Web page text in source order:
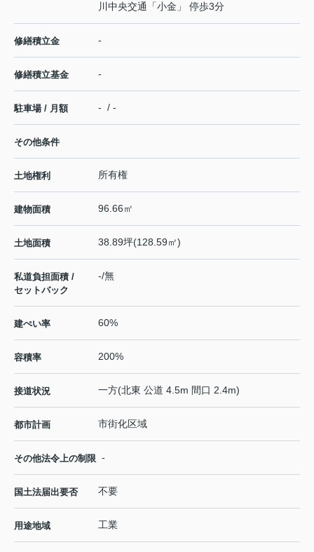
川中央交通「小金」 停歩3分
修繕積立金 -
修繕積立基金 -
駐車場 / 月額 - / -
その他条件
土地権利 所有権
建物面積 96.66㎡
土地面積 38.89坪(128.59㎡)
私道負担面積 /
セットバック
-/無
建ぺい率 60%
容積率 200%
接道状況 一方(北東 公道 4.5m 間口 2.4m)
都市計画 市街化区域
その他法令上の制限 -
国土法届出要否 不要
用途地域 工業